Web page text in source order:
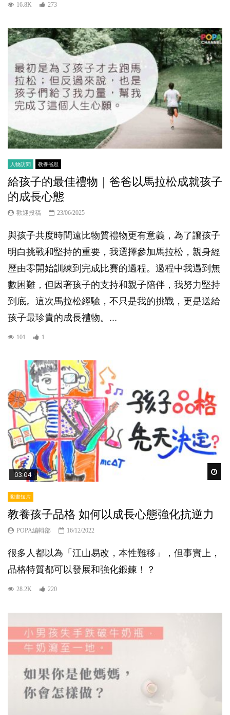
16.8K 273
人物訪問 教養省思
給孩子的最佳禮物｜爸爸以馬拉松成就孩子
的成長心態
歡迎投稿 23/06/2025
與孩子共度時間遠比物質禮物更有意義，為了讓孩子
明白挑戰和堅持的重要，我選擇參加馬拉松，親身經
歷由零開始訓練到完成比賽的過程。過程中我遇到無
數困難，但因著孩子的支持和親子陪伴，我努力堅持
到底。這次馬拉松經驗，不只是我的挑戰，更是送給
孩子最珍貴的成長禮物。...
101 1
03:04
動畫短片
教養孩子品格 如何以成長心態強化抗逆力
POPA編輯部 16/12/2022
很多人都以為「江山易改，本性難移」，但事實上，
品格特質都可以發展和強化鍛鍊！？
28.2K 220